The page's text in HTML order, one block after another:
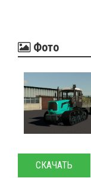
Фото
СКАЧАТЬ